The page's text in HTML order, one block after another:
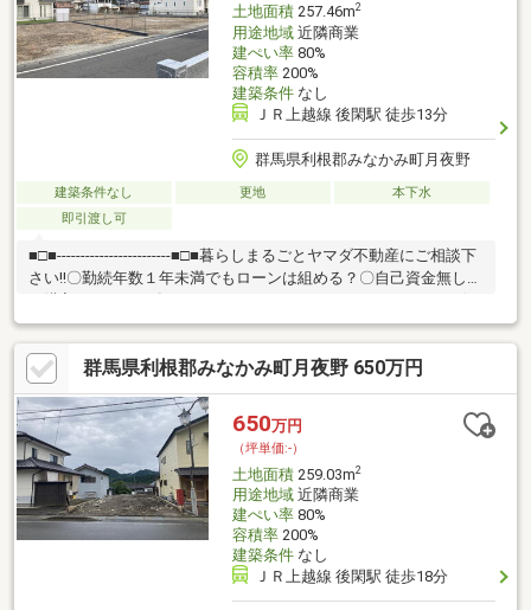
土地面積257.46m2
用途地域近隣商業
建ぺい率80%
容積率200%
建築条件なし
ＪＲ上越線 後閑駅 徒歩13分
群馬県利根郡みなかみ町月夜野
建築条件なし 更地
本下水
即引渡し可
■□■------------------------■□■暮らしまるごとヤマダ不動産にご相談下
さい!!〇勤続年数１年未満でもローンは組める？〇自己資金無しで
も購入できるの？〇マイカーローン、カードローンがあっても住
宅購入できる？■家具・家電・インテリアなど住む為の準備もお
手伝い♪■内装・外装など住んでからのリフォーム相談！不動産に
関する色々な疑問・住むためのご準備・住んでからのリフォーム
などなんでもお気軽にご相談ください。暮らしまるごとサポート
させて頂きます!!■□■------------------------■□■
群馬県利根郡みなかみ町月夜野 650万円
650万円
（坪単価:-）
土地面積259.03m2
用途地域近隣商業
建ぺい率80%
容積率200%
建築条件なし
ＪＲ上越線 後閑駅 徒歩18分